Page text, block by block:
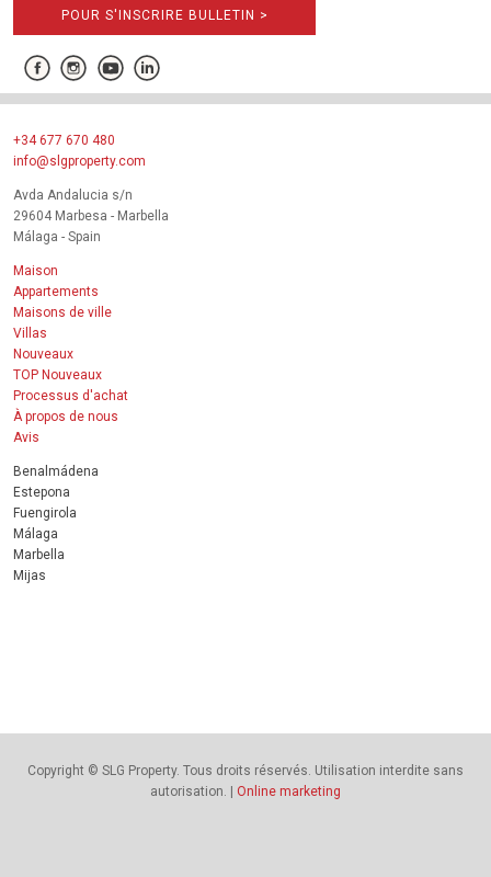
POUR S'INSCRIRE BULLETIN >
+34 677 670 480
info@slgproperty.com
Avda Andalucia s/n
29604 Marbesa - Marbella
Málaga - Spain
Maison
Appartements
Maisons de ville
Villas
Nouveaux
TOP Nouveaux
Processus d'achat
À propos de nous
Avis
Benalmádena
Estepona
Fuengirola
Málaga
Marbella
Mijas
Copyright © SLG Property. Tous droits réservés. Utilisation interdite sans
autorisation. | Online marketing